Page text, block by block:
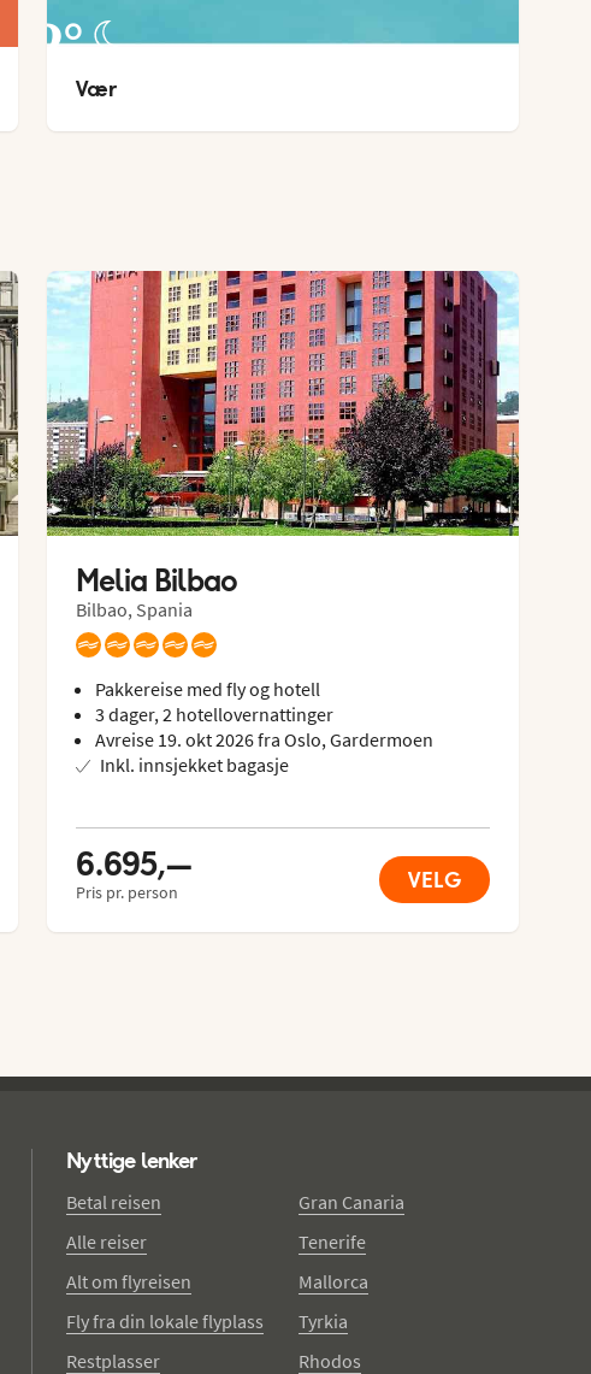
22°
17°Vær
Melia Bilbao
Bilbao, Spania
Pakkereise med fly og hotell
3 dager, 2 hotellovernattinger
Avreise 19. okt 2026 fra Oslo, Gardermoen
Inkl. innsjekket bagasje
6.695,—
Pris pr. person VELG
Nyttige lenker
Betal reisen
Alle reiser
Alt om flyreisen
Fly fra din lokale flyplass
Restplasser
Gran Canaria
Tenerife
Mallorca
Tyrkia
Rhodos